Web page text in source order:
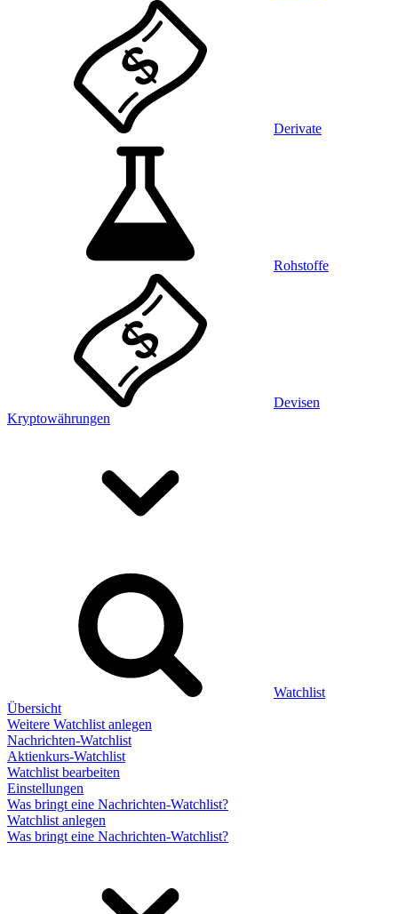
Derivate
Rohstoffe
Devisen
Kryptowährungen
Watchlist
Übersicht
Weitere Watchlist anlegen
Nachrichten-Watchlist
Aktienkurs-Watchlist
Watchlist bearbeiten
Einstellungen
Was bringt eine Nachrichten-Watchlist?
Watchlist anlegen
Was bringt eine Nachrichten-Watchlist?